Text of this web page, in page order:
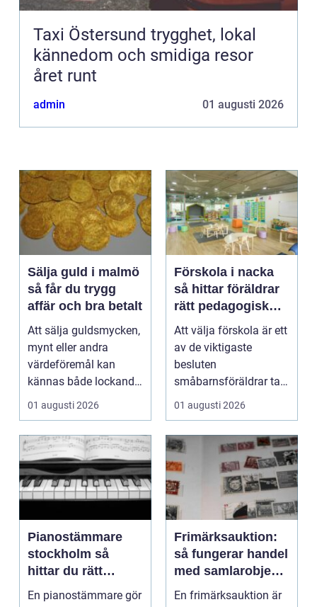
Taxi Östersund trygghet, lokal
kännedom och smidiga resor
året runt
admin 01 augusti 2026
Sälja guld i malmö
så får du trygg
affär och bra betalt
Att sälja guldsmycken,
mynt eller andra
värdeföremål kan
kännas både lockande
och osäkert på samma
01 augusti 2026
Förskola i nacka
så hittar föräldrar
rätt pedagogisk
trygghet
Att välja förskola är ett
av de viktigaste
besluten
småbarnsföräldrar tar.
Omsorg, trygghet,
pedagog...
01 augusti 2026
Pianostämmare
stockholm så
hittar du rätt
expert för ditt
En pianostämmare gör
Frimärksauktion:
så fungerar handel
med samlarobjekt i
praktiken
En frimärksauktion är